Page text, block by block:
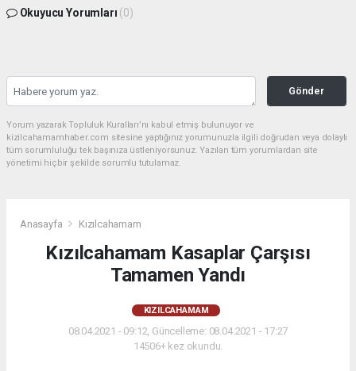
Okuyucu Yorumları (0)
Gönder
Yorum yazarak Topluluk Kuralları’nı kabul etmiş bulunuyor ve
kizilcahamamhaber.com sitesine yaptığınız yorumunuzla ilgili doğrudan veya dolaylı
tüm sorumluluğu tek başınıza üstleniyorsunuz. Yazılan tüm yorumlardan site
yönetimi hiçbir şekilde sorumlu tutulamaz.
Anasayfa Kızılcahamam
Kızılcahamam Kasaplar Çarşısı
Tamamen Yandı
KIZILCAHAMAM
08.04.2021 - 09:12, Güncelleme: 08.04.2021 - 17:27
14506+ kez okundu.